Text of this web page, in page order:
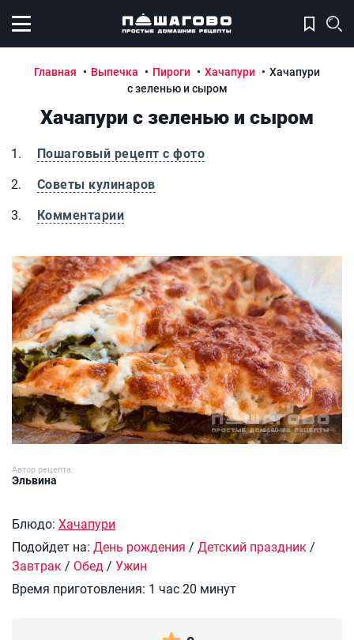
Открыть меню
Главная Выпечка Пироги Хачапури
Хачапури
с зеленью и сыром
Хачапури с зеленью и сыром
Пошаговый рецепт с фото
Советы кулинаров
Комментарии
Хачапури с зеленью и сыром
Автор рецепта:
Эльвина
Блюдо: Хачапури
Подойдет на: День рождения / Детский праздник /
Завтрак / Обед / Ужин
Время приготовления: 1 час 20 минут